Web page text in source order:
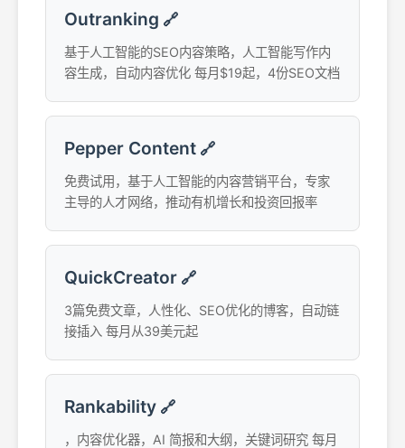
Outranking 🔗
基于人工智能的SEO内容策略，人工智能写作内
容生成，自动内容优化 每月$19起，4份SEO文档
Pepper Content 🔗
免费试用，基于人工智能的内容营销平台，专家
主导的人才网络，推动有机增长和投资回报率
QuickCreator 🔗
3篇免费文章，人性化、SEO优化的博客，自动链
接插入 每月从39美元起
Rankability 🔗
，内容优化器，AI 简报和大纲，关键词研究 每月